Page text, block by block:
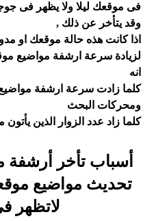
فى موقعك ليلا ولا يظهر فى
وقد يتأخر عن ذلك ,
اذا كانت هذه حالة موقعك او
لزيادة سرعة ارشفة مواضيع
انه
كلما زادت سرعة ارشفة
ومحركات البحث
كلما زاد عدد الزوار الذين
أسباب تأخر
تحديث مواضيع
لاتظهر